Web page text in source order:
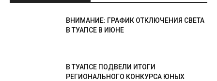
ВНИМАНИЕ: ГРАФИК ОТКЛЮЧЕНИЯ СВЕТА
В ТУАПСЕ В ИЮНЕ
В ТУАПСЕ ПОДВЕЛИ ИТОГИ
РЕГИОНАЛЬНОГО КОНКУРСА ЮНЫХ